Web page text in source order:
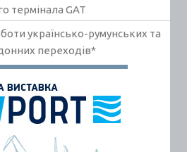
термінала GAT
українсько-румунських та
переходів*